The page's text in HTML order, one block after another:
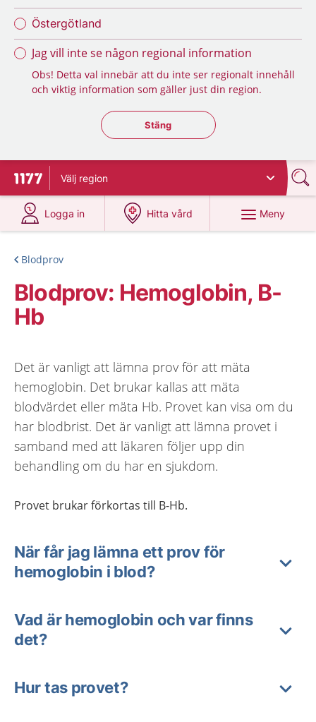
Östergötland
Jag vill inte se någon regional information
Obs! Detta val innebär att du inte ser regionalt innehåll
och viktig information som gäller just din region.
Stäng regionsväljaren
Stäng
Till startsidan för 1177
Välj region
Logga in
på 1177.se
Hitta vård
på 1177.se
Meny
Blodprov
Blodprov: Hemoglobin, B-
Hb
Det är vanligt att lämna prov för att mäta
hemoglobin. Det brukar kallas att mäta
blodvärdet eller mäta Hb. Provet kan visa om du
har blodbrist. Det är vanligt att lämna provet i
samband med att läkaren följer upp din
behandling om du har en sjukdom.
Provet brukar förkortas till B-Hb.
När får jag lämna ett prov för
hemoglobin i blod?
Vad är hemoglobin och var finns
det?
Hur tas provet?